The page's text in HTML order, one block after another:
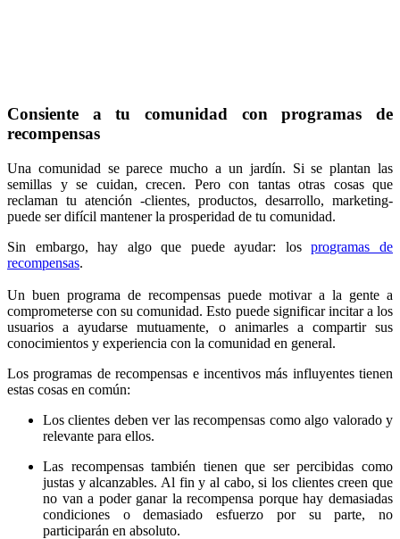
Consiente a tu comunidad con programas de
recompensas
Una comunidad se parece mucho a un jardín. Si se plantan las
semillas y se cuidan, crecen. Pero con tantas otras cosas que
reclaman tu atención -clientes, productos, desarrollo, marketing-
puede ser difícil mantener la prosperidad de tu comunidad.
Sin embargo, hay algo que puede ayudar: losprogramas de
recompensas.
Un buen programa de recompensas puede motivar a la gente a
comprometerse con su comunidad. Esto puede significar incitar a los
usuarios a ayudarse mutuamente, o animarles a compartir sus
conocimientos y experiencia con la comunidad en general.
Los programas de recompensas e incentivos más influyentes tienen
estas cosas en común:
Los clientes deben ver las recompensas como algo valorado y
relevante para ellos.
Las recompensas también tienen que ser percibidas como
justas y alcanzables. Al fin y al cabo, si los clientes creen que
no van a poder ganar la recompensa porque hay demasiadas
condiciones o demasiado esfuerzo por su parte, no
participarán en absoluto.